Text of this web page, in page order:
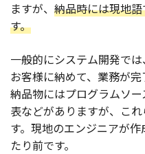
ますが、 納品時には現地
す。
一般的にシステム開発で
お客様に納めて、業務が完
納品物にはプログラムソ
表などがありますが、こ
す。現地のエンジニアが
たり前です。